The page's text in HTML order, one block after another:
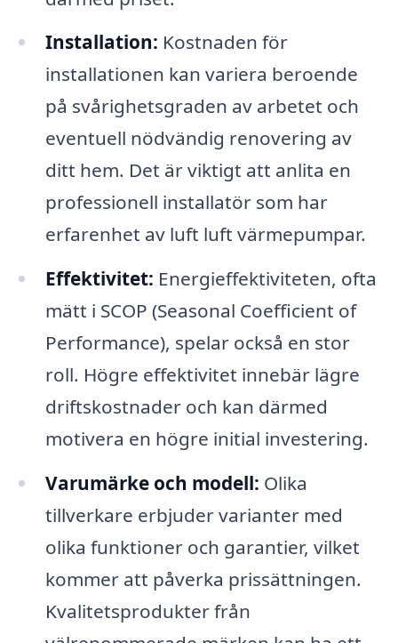
Installation: Kostnaden för
installationen kan variera beroende
på svårighetsgraden av arbetet och
eventuell nödvändig renovering av
ditt hem. Det är viktigt att anlita en
professionell installatör som har
erfarenhet av luft luft värmepumpar.
Effektivitet: Energi­effektiviteten, ofta
mätt i SCOP (Seasonal Coefficient of
Performance), spelar också en stor
roll. Högre effektivitet innebär lägre
driftskostnader och kan därmed
motivera en högre initial investering.
Varumärke och modell: Olika
tillverkare erbjuder varianter med
olika funktioner och garantier, vilket
kommer att påverka prissättningen.
Kvalitetsprodukter från